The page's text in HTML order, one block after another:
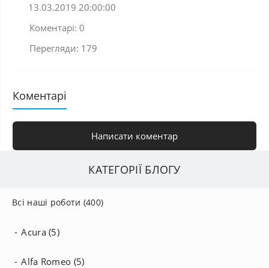
13.03.2019 20:00:00
Коментарі: 0
Перегляди: 179
Коментарі
Написати коментар
КАТЕГОРІЇ БЛОГУ
Всі наші роботи (400)
Acura (5)
Alfa Romeo (5)